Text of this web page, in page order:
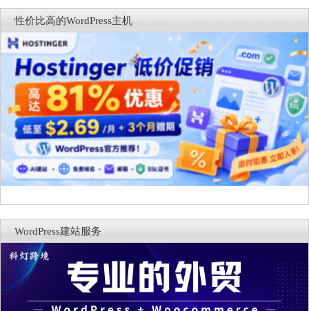
商能力
复，仅建议在测试环境体验
性价比高的WordPress主机
WordPress建站服务